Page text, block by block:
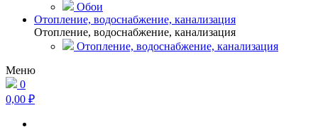
Обои
Отопление, водоснабжение, канализация
Отопление, водоснабжение, канализация
Отопление, водоснабжение, канализация
Меню
0
0,00 ₽